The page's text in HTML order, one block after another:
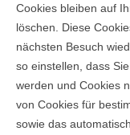
Cookies bleiben auf
löschen. Diese
nächsten Besuch
so einstellen, dass
werden und Cookies
von Cookies für
sowie das